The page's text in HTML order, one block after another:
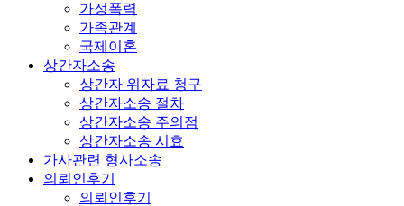
가정폭력
가족관계
국제이혼
상간자소송
상간자 위자료 청구
상간자소송 절차
상간자소송 주의점
상간자소송 시효
가사관련 형사소송
의뢰인후기
의뢰인후기